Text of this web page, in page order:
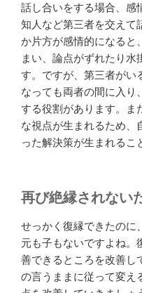
話し合いをする場合、感
知人など第三者を交えて
か片方が感情的になると
まい、論点がずれたり水
す。ですが、第三者がい
なっても両者の間に入り
する役割があります。ま
な視点が生まれるため、
った解決策が生まれるこ
再び絶縁されない
せっかく復縁できたのに
元も子もないですよね。
善できるところを改善し
の言うままに従って変え